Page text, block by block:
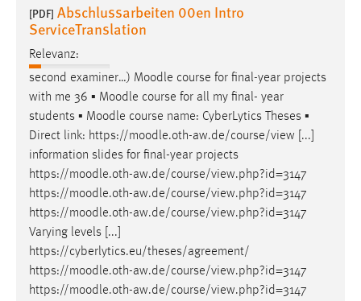
[PDF] Abschlussarbeiten 00en Intro
ServiceTranslation
Relevanz:
second examiner…) Moodle course for final-year projects
with me 36 ▪ Moodle course for all my final- year
students ▪ Moodle course name: CyberLytics Theses ▪
Direct link: https://moodle.oth-aw.de/course/view [...]
information slides for final-year projects
https://moodle.oth-aw.de/course/view.php?id=3147
https://moodle.oth-aw.de/course/view.php?id=3147
https://moodle.oth-aw.de/course/view.php?id=3147
Varying levels [...]
https://cyberlytics.eu/theses/agreement/
https://moodle.oth-aw.de/course/view.php?id=3147
https://moodle.oth-aw.de/course/view.php?id=3147